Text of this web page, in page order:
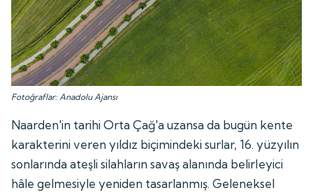
Fotoğraflar: Anadolu Ajansı
Naarden'in tarihi Orta Çağ'a uzansa da bugün kente
karakterini veren yıldız biçimindeki surlar, 16. yüzyılın
sonlarında ateşli silahların savaş alanında belirleyici
hâle gelmesiyle yeniden tasarlanmış. Geleneksel